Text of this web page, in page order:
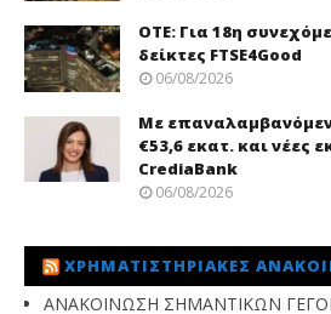
ΟΤΕ: Για 18η
δείκτες FTSE4Good
06/08/2026
Με
€53,6 εκατ. και νέες
CrediaBank
06/08/2026
ΧΡΗΜΑΤΙΣΤΗΡΙΑΚΈΣ
ΑΝΑΚΟΙΝΩΣΗ ΣΗΜΑΝΤΙΚΩΝ